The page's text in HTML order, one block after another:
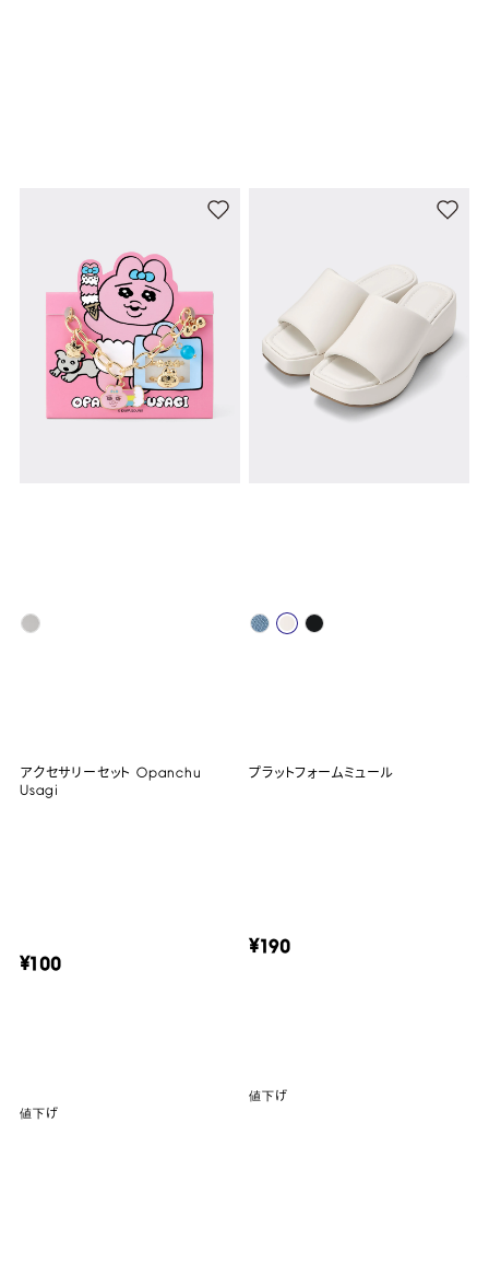
アクセサリーセット Opanchu
Usagi
¥100
値下げ
プラットフォームミュール
¥190
値下げ